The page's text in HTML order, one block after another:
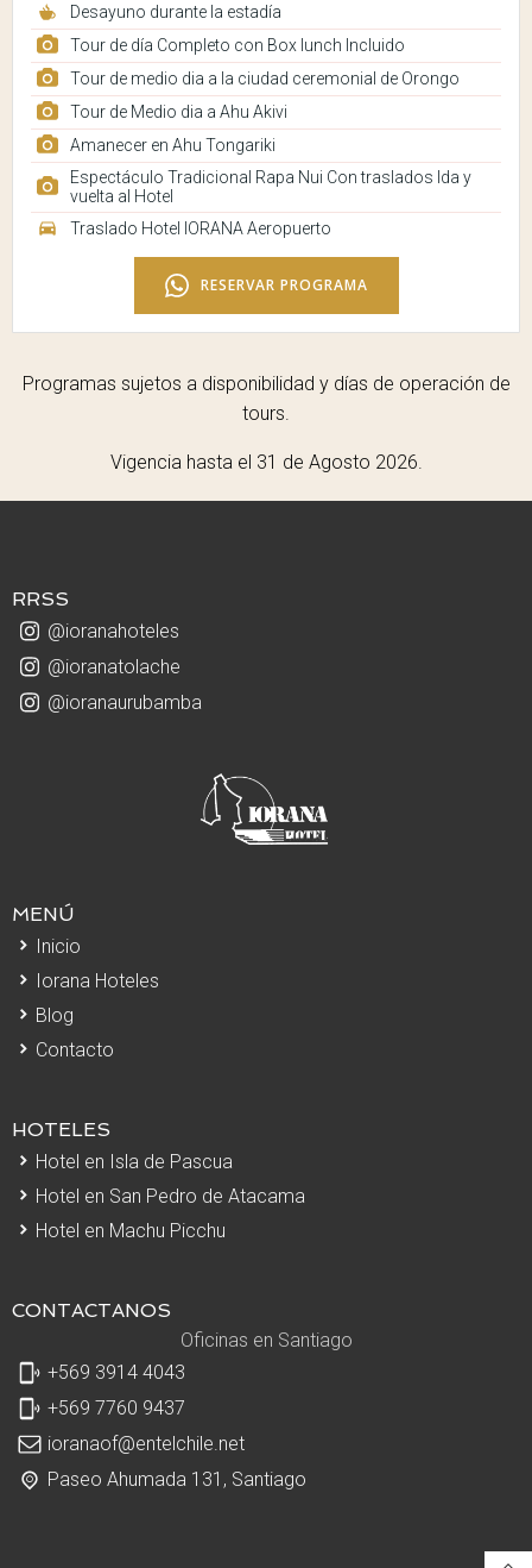
Desayuno durante la estadía
Tour de día Completo con Box lunch Incluido
Tour de medio dia a la ciudad ceremonial de Orongo
Tour de Medio dia a Ahu Akivi
Amanecer en Ahu Tongariki
Espectáculo Tradicional Rapa Nui Con traslados Ida y
vuelta al Hotel
Traslado Hotel IORANA Aeropuerto
RESERVAR PROGRAMA
Programas sujetos a disponibilidad y días de operación de
tours.
Vigencia hasta el 31 de Agosto 2026.
MENÚ
Inicio
Iorana Hoteles
Blog
Contacto
HOTELES
Hotel en Isla de Pascua
Hotel en San Pedro de Atacama
Hotel en Machu Picchu
CONTACTANOS
Oficinas en Santiago
+569 3914 4043
+569 7760 9437
ioranaof@entelchile.net
Paseo Ahumada 131, Santiago
RRSS
@ioranahoteles
@ioranatolache
@ioranaurubamba